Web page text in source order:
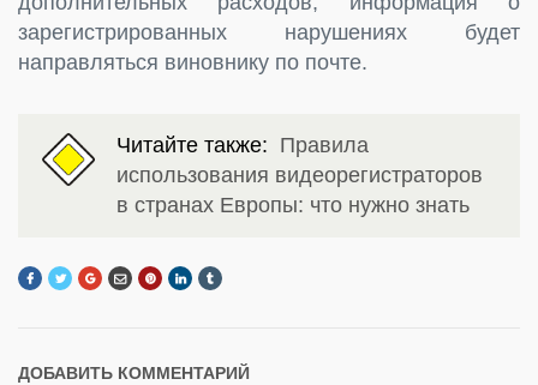
зарегистрированных нарушениях будет
направляться виновнику по почте.
Читайте также: Правила
использования видеорегистраторов
в странах Европы: что нужно знать
ДОБАВИТЬ КОММЕНТАРИЙ